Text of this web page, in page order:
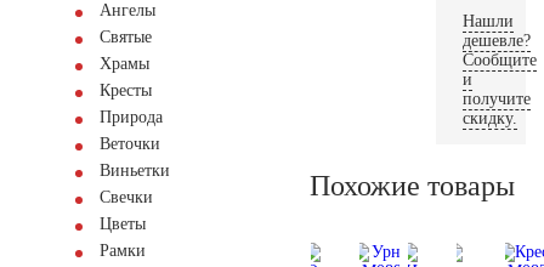
Ангелы
Святые
Храмы
Кресты
Природа
Веточки
Виньетки
Свечки
Цветы
Рамки
Нашли
дешевле?
Сообщите
и
получите
скидку.
Похожие товары